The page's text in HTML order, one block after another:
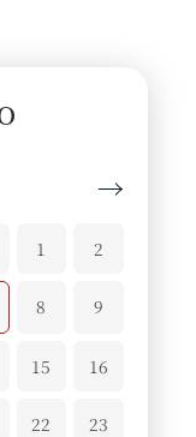
→
1 2
8 9
15 16
22 23